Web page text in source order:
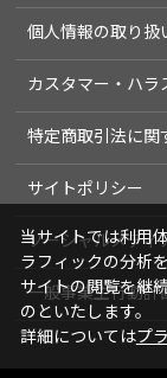
個人情報の取り扱
カスタマー・ハラ
特定商取引法に関
サイトポリシー
ソーシャルメディ
一般事業主行動計
当サイトでは利用
ラフィックの分析
サイトの閲覧を継
のといたします。
詳細についてはプ